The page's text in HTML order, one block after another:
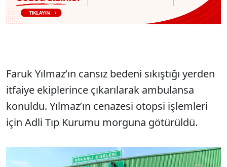
Faruk Yılmaz’ın cansız bedeni sıkıştığı yerden
itfaiye ekiplerince çıkarılarak ambulansa
konuldu. Yılmaz’ın cenazesi otopsi işlemleri
için Adli Tıp Kurumu morguna götürüldü.